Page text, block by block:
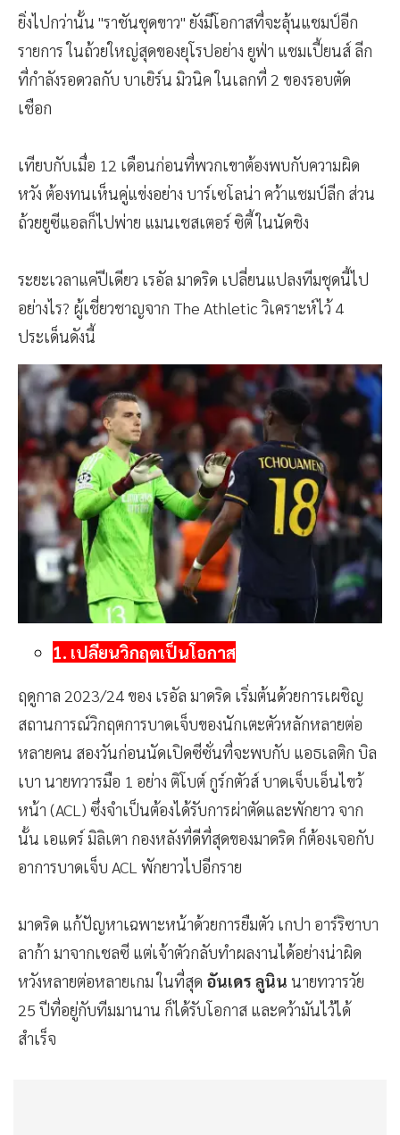
ยิ่งไปกว่านั้น "ราชันชุดขาว" ยังมีโอกาสที่จะลุ้นแชมป์อีก
รายการ ในถ้วยใหญ่สุดของยุโรปอย่าง ยูฟ่า แชมเปี้ยนส์ ลีก
ที่กำลังรอดวลกับ บาเยิร์น มิวนิค ในเลกที่ 2 ของรอบตัด
เชือก
เทียบกับเมื่อ 12 เดือนก่อนที่พวกเขาต้องพบกับความผิด
หวัง ต้องทนเห็นคู่แข่งอย่าง บาร์เซโลน่า คว้าแชมป์ลีก ส่วน
ถ้วยยูซีแอลก็ไปพ่าย แมนเชสเตอร์ ซิตี้ ในนัดชิง
ระยะเวลาแค่ปีเดียว เรอัล มาดริด เปลี่ยนแปลงทีมชุดนี้ไป
อย่างไร? ผู้เชี่ยวชาญจาก The Athletic วิเคราะห์ไว้ 4
ประเด็นดังนี้
1. เปลี่ยนวิกฤตเป็นโอกาส
ฤดูกาล 2023/24 ของ เรอัล มาดริด เริ่มต้นด้วยการเผชิญ
สถานการณ์วิกฤตการบาดเจ็บของนักเตะตัวหลักหลายต่อ
หลายคน สองวันก่อนนัดเปิดซีซั่นที่จะพบกับ แอธเลติก บิล
เบา นายทวารมือ 1 อย่าง ติโบต์ กูร์กตัวส์ บาดเจ็บเอ็นไขว้
หน้า (ACL) ซึ่งจำเป็นต้องได้รับการผ่าตัดและพักยาว จาก
นั้น เอแดร์ มิลิเตา กองหลังที่ดีที่สุดของมาดริด ก็ต้องเจอกับ
อาการบาดเจ็บ ACL พักยาวไปอีกราย
มาดริด แก้ปัญหาเฉพาะหน้าด้วยการยืมตัว เกปา อาร์ริซาบา
ลาก้า มาจากเชลซี แต่เจ้าตัวกลับทำผลงานได้อย่างน่าผิด
หวังหลายต่อหลายเกม ในที่สุด อันเดร ลูนิน นายทวารวัย
25 ปีที่อยู่กับทีมมานาน ก็ได้รับโอกาส และคว้ามันไว้ได้
สำเร็จ